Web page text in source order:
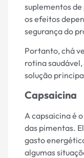
suplementos
os efeitos
segurança do
Portanto, chá
rotina
solução
Capsaicina
A capsaicina é
das pimentas.
gasto
algumas